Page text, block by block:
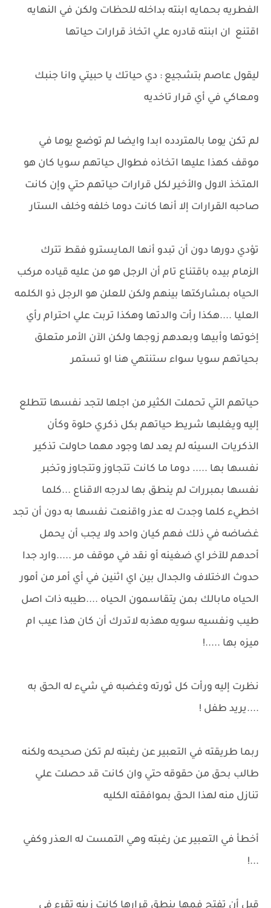
الفطريه بحمايه ابنته بداخله للحظات ولكن في النهايه
اقتنع ان ابنته قادره علي اتخاذ قرارات حياتها
ليقول عاصم بتشجيع : دي حياتك يا حبيتي وانا جنبك
ومعاكي في أي قرار تاخديه
لم تكن يوما بالمتردده ابدا وايضا لم توضع يوما في
موقف كهذا عليها اتخاذه فطوال حياتهم سويا كان هو
المتخذ الاول والأخير لكل قرارات حياتهم حتي وإن كانت
صاحبه القرارات إلا أنها كانت دوما خلفه وخلف الستار
تؤدي دورها دون أن تبدو أنها المايسترو فقط تترك
الزمام بيده باقتناع تام أن الرجل هو من عليه قياده مركب
الحياه بمشاركتها بينهم ولكن للعلن هو الرجل ذو الكلمه
العليا ....هكذا رأت والدتها وهكذا تربت علي احترام رأي
إخوتها وأبيها وبعدهم زوجها ولكن الآن الأمر متعلق
بحياتهم سويا سواء ستنتهي هنا او تستمر
حياتهم التي تحملت الكثير من اجلها لتجد نفسها تتطلع
إليه ويغلبها شريط حياتهم بكل ذكري حلوة وكأن
الذكريات السيئه لم يعد لها وجود مهما حاولت تذكير
نفسها بها ..... دوما ما كانت تتجاوز وتتجاوز وتخبر
نفسها بمبررات لم ينطق بها لدرجه الاقناع ...كلما
اخطيء كلما وجدت له عذر واقنعت نفسها به دون أن تجد
غضاضه في ذلك فهم كيان واحد ولا يجب أن يحمل
أحدهم للآخر اي ضغينه أو نقد في موقف مر .....وارد جدا
حدوث الاختلاف والجدال بين اي اثنين في أي أمر من أمور
الحياه مابالك بمن يتقاسمون الحياه ....طيبه ذات اصل
طيب ونفسيه سويه مهذبه لاتدرك أن كان هذا عيب ام
ميزه بها .....!
نظرت إليه ورأت كل ثورته وغضبه في شيء له الحق به
....يريد طفل !
ربما طريقته في التعبير عن رغبته لم تكن صحيحه ولكنه
طالب بحق من حقوقه حتي وان كانت قد حصلت علي
تنازل منه لهذا الحق بموافقته الكليه
أخطأ في التعبير عن رغبته وهي التمست له العذر وكفي
...!
قبل أن تفتح فمها بنطق قرارها كانت زينه تقرء في